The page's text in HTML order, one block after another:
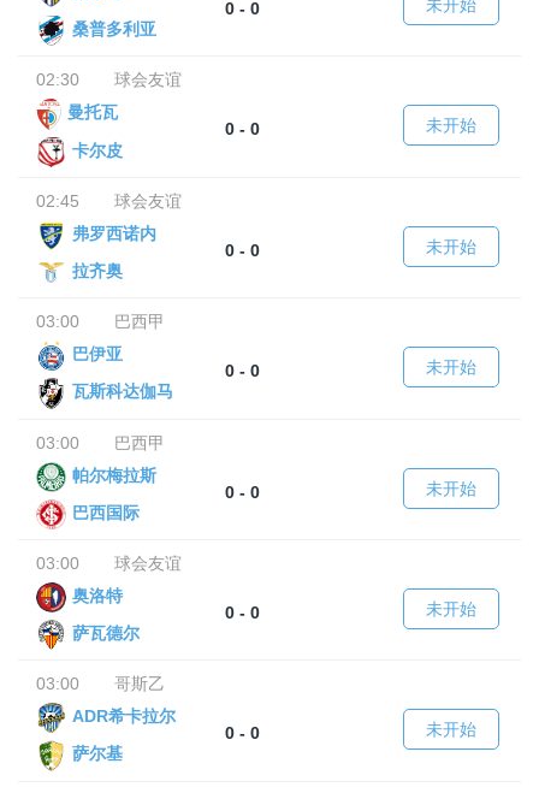
0 - 0
桑普多利亚
未开始
02:30
球会友谊
曼托瓦
0 - 0
卡尔皮
未开始
02:45
球会友谊
弗罗西诺内
0 - 0
拉齐奥
未开始
03:00
巴西甲
巴伊亚
0 - 0
瓦斯科达伽马
未开始
03:00
巴西甲
帕尔梅拉斯
0 - 0
巴西国际
未开始
03:00
球会友谊
奥洛特
0 - 0
萨瓦德尔
未开始
03:00
哥斯乙
ADR希卡拉尔
0 - 0
萨尔基
未开始